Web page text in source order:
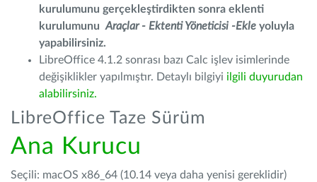
kurulumunu gerçekleştirdikten sonra eklenti
kurulumunu Araçlar - Ektenti Yöneticisi -Ekle yoluyla
yapabilirsiniz.
LibreOffice 4.1.2 sonrası bazı Calc işlev isimlerinde
değişiklikler yapılmıştır. Detaylı bilgiyi ilgili duyurudan
alabilirsiniz.
LibreOffice Taze Sürüm
Ana Kurucu
Seçili: macOS x86_64 (10.14 veya daha yenisi gereklidir)